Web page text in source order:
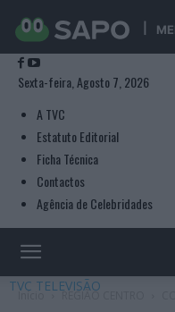
Sexta-feira, Agosto 7, 2026
A TVC
Estatuto Editorial
Ficha Técnica
Contactos
Agência de Celebridades
TVC TELEVISÃO
Início REGIÃO CENTRO